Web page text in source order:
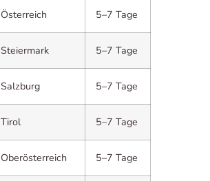
Österreich 5–7 Tage
Steiermark 5–7 Tage
Salzburg 5–7 Tage
Tirol 5–7 Tage
Oberösterreich 5–7 Tage